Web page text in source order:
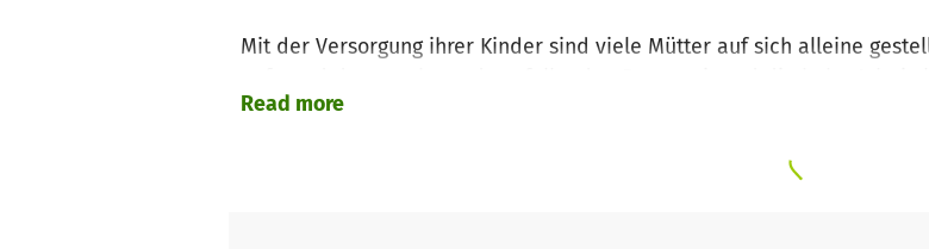
Mit der Versorgung ihrer Kinder sind viele Mütter auf sich alleine
Ernährungssituation zusätzlich erschweren.
Amigos e. V. finanziert eine einheimische Sozialarbeiterin, die die
Read more